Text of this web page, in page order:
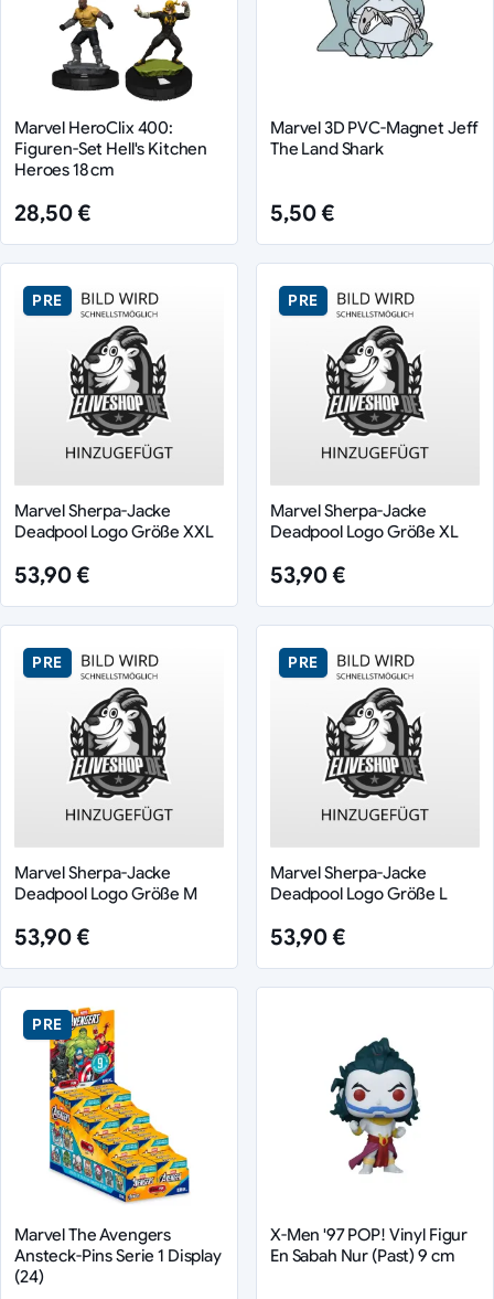
Marvel HeroClix 400:
Figuren-Set Hell's Kitchen
Heroes 18 cm
28,50 €
Marvel 3D PVC-Magnet Jeff
The Land Shark
5,50 €
PRE
Marvel Sherpa-Jacke
Deadpool Logo Größe XXL
53,90 €
PRE
Marvel Sherpa-Jacke
Deadpool Logo Größe XL
53,90 €
PRE
Marvel Sherpa-Jacke
Deadpool Logo Größe M
53,90 €
PRE
Marvel Sherpa-Jacke
Deadpool Logo Größe L
53,90 €
PRE
Marvel The Avengers
Ansteck-Pins Serie 1 Display
(24)
X-Men '97 POP! Vinyl Figur
En Sabah Nur (Past) 9 cm